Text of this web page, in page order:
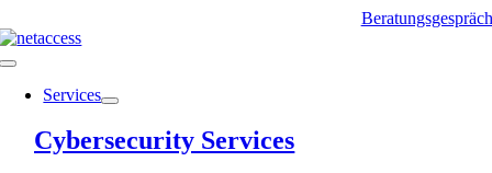
Inhalt
springen
Beratungsgespräch
Toggle
NavigationServices
Cybersecurity Services